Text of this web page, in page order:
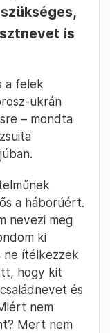
is
a felek
ukrán
– mondta
a háborúért.
nevezi meg
ki
ne ítélkezzek
hogy kit
és
nem
Mert nem